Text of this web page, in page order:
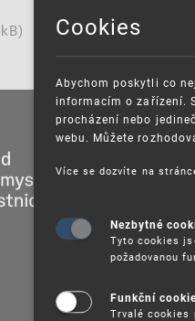
Cookies
Abychom poskytli co
informacím o zařízení.
procházení nebo
webu. Můžete
Více se dozvíte na
Nezbytné
Tyto cookies
požadovanou
Funkční
Trvalé cookies